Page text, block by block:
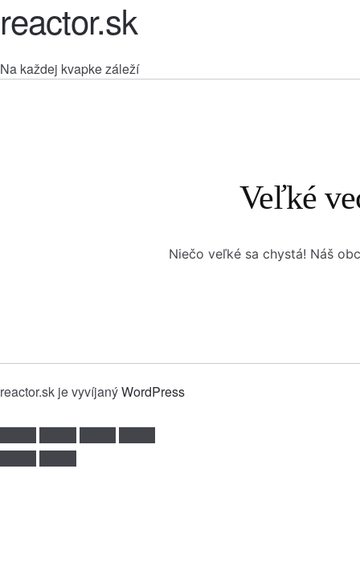
reactor.sk
Na každej kvapke záleží
Veľké
Niečo veľké sa chystá! Náš
reactor.sk je vyvíjanýWordPress